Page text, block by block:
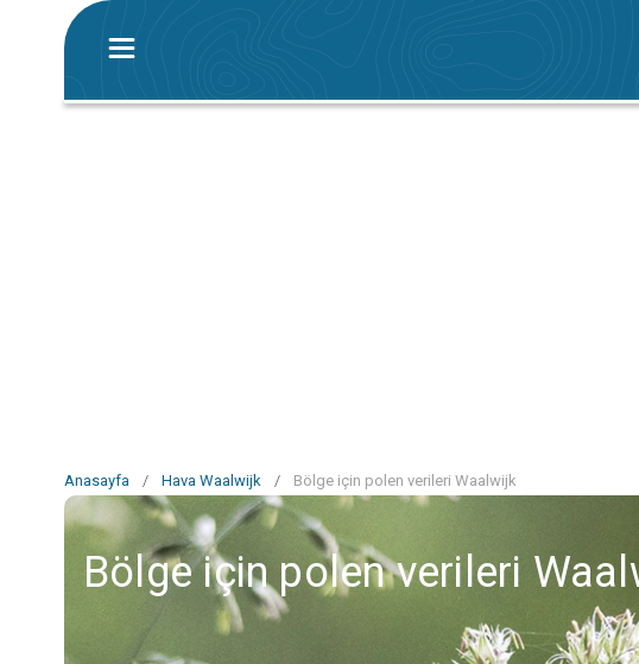
Anasayfa / Hava Waalwijk / Bölge için polen verileri Waalwijk
Bölge için polen verileri